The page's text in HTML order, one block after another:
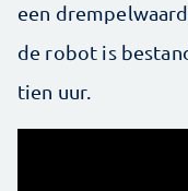
een
de robot is
tien uur.